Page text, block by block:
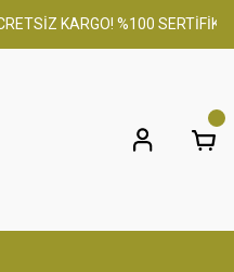
KARGO! %100 SERTİFİKALI